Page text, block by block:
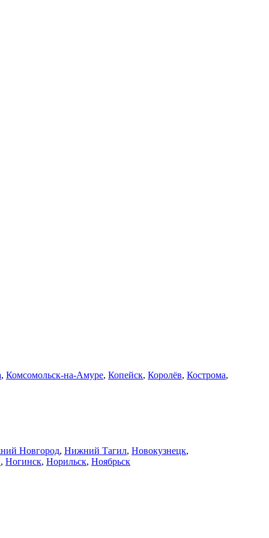
, Комсомольск-на-Амуре, Копейск, Королёв, Кострома,
Новгород, Нижний Тагил, Новокузнецк,
, Ногинск, Норильск, Ноябрьск